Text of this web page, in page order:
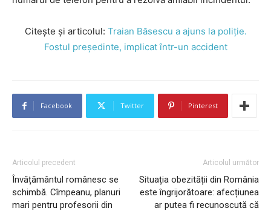
Citește și articolul: Traian Băsescu a ajuns la poliție.
Fostul președinte, implicat într-un accident
Facebook Twitter Pinterest
Articolul precedent
Învățământul românesc se
schimbă. Cîmpeanu, planuri
mari pentru profesorii din
Articolul următor
Situația obezității din România
este îngrijorătoare: afecțiunea
ar putea fi recunoscută că